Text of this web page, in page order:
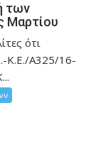
των
Μαρτίου
ότι
Κ.Ε./Α325/16-